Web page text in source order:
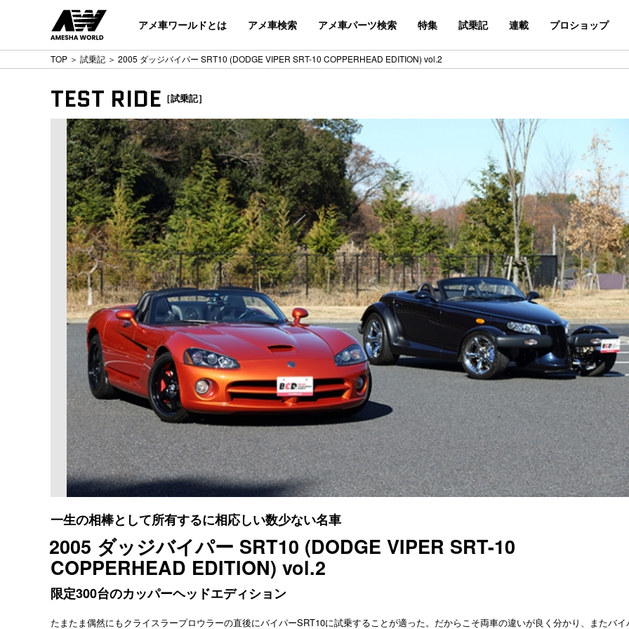
アメ車ワールドとは アメ車検索 アメ車パーツ検索 特集 試乗記 連載 プロショップ
TOP ＞ 試乗記 ＞ 2005 ダッジバイパー SRT10 (DODGE VIPER SRT-10 COPPERHEAD EDITION) vol.2
TEST RIDE ［試乗記］
一生の相棒として所有するに相応しい数少ない名車
2005 ダッジバイパー SRT10 (DODGE VIPER SRT-10
COPPERHEAD EDITION) vol.2
限定300台のカッパーヘッドエディション
たまたま偶然にもクライスラープロウラーの直後にバイパーSRT10に試乗することが適った。だからこそ両車の違いが良く分かり、またバイ